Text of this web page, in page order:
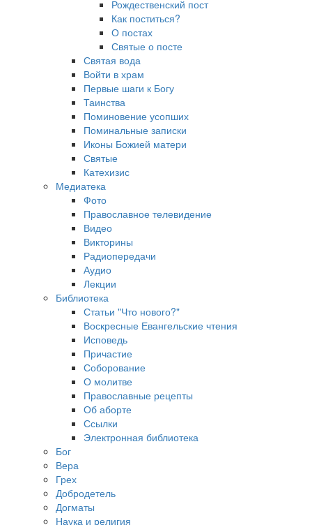
Рождественский пост
Как поститься?
О постах
Святые о посте
Святая вода
Войти в храм
Первые шаги к Богу
Таинства
Поминовение усопших
Поминальные записки
Иконы Божией матери
Святые
Катехизис
Медиатека
Фото
Православное телевидение
Видео
Викторины
Радиопередачи
Аудио
Лекции
Библиотека
Статьи "Что нового?"
Воскресные Евангельские чтения
Исповедь
Причастие
Соборование
О молитве
Православные рецепты
Об аборте
Ссылки
Электронная библиотека
Бог
Вера
Грех
Добродетель
Догматы
Наука и религия